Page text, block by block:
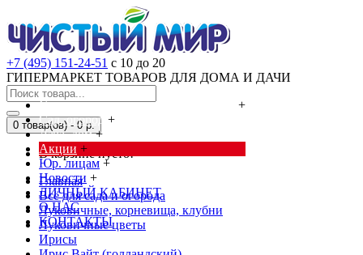
+7 (495) 151-24-51 с 10 до 20
ГИПЕРМАРКЕТ ТОВАРОВ ДЛЯ ДОМА И ДАЧИ
Cредства от насекомых и грызунов
+
Сад, огород +
Дача, дом +
Акции +
Юр. лицам +
Новости +
ЛИЧНЫЙ КАБИНЕТ
О НАС
КОНТАКТЫ
0 товар(ов) - 0 р.
В корзине пусто!
Главная
Всё для сада и огорода
Луковичные, корневища, клубни
Луковичные цветы
Ирисы